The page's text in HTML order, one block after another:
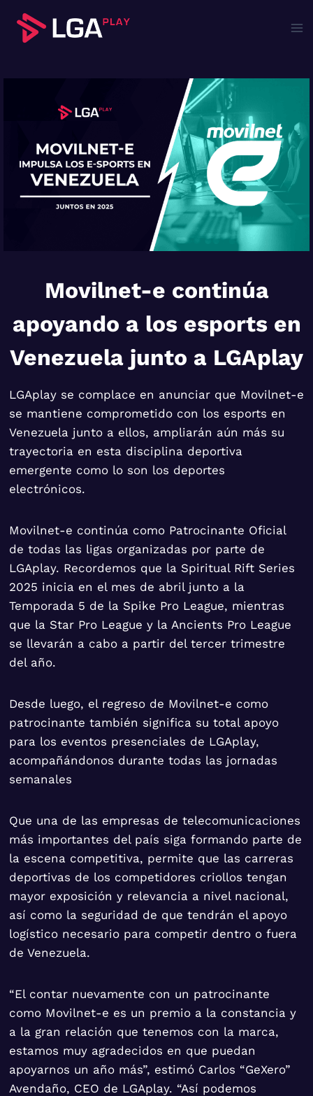
contenido
Movilnet-e continúa
apoyando a los esports en
Venezuela junto a LGAplay
LGAplay se complace en anunciar que Movilnet-e
se mantiene comprometido con los esports en
Venezuela junto a ellos, ampliarán aún más su
trayectoria en esta disciplina deportiva
emergente como lo son los deportes
electrónicos.
Movilnet-e continúa como Patrocinante Oficial
de todas las ligas organizadas por parte de
LGAplay. Recordemos que la Spiritual Rift Series
2025 inicia en el mes de abril junto a la
Temporada 5 de la Spike Pro League, mientras
que la Star Pro League y la Ancients Pro League
se llevarán a cabo a partir del tercer trimestre
del año.
Desde luego, el regreso de Movilnet-e como
patrocinante también significa su total apoyo
para los eventos presenciales de LGAplay,
acompañándonos durante todas las jornadas
semanales
Que una de las empresas de telecomunicaciones
más importantes del país siga formando parte de
la escena competitiva, permite que las carreras
deportivas de los competidores criollos tengan
mayor exposición y relevancia a nivel nacional,
así como la seguridad de que tendrán el apoyo
logístico necesario para competir dentro o fuera
de Venezuela.
“El contar nuevamente con un patrocinante
como Movilnet-e es un premio a la constancia y
a la gran relación que tenemos con la marca,
estamos muy agradecidos en que puedan
apoyarnos un año más”, estimó Carlos “GeXero”
Avendaño, CEO de LGAplay. “Así podemos